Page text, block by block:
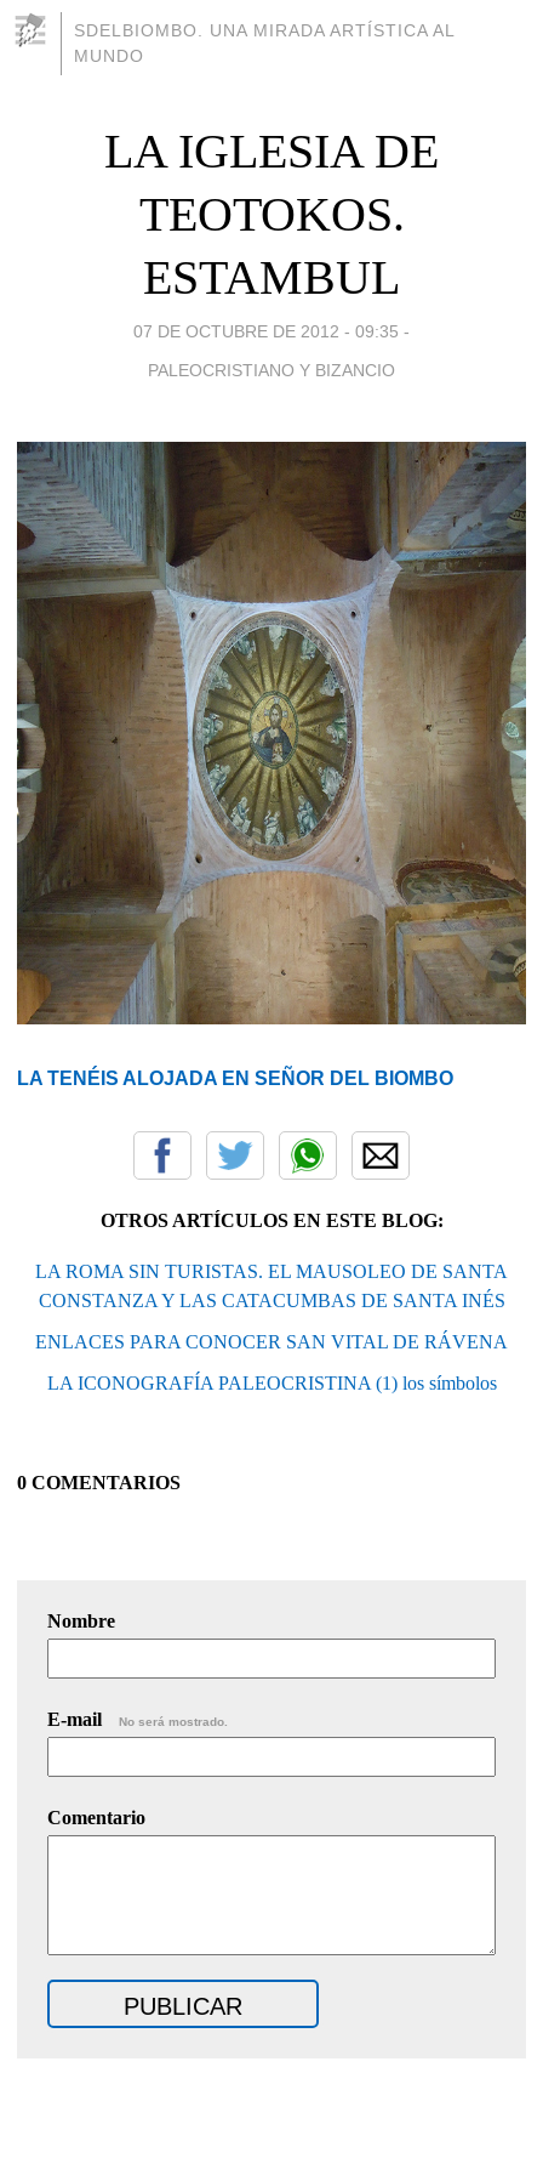
SDELBIOMBO. UNA MIRADA ARTÍSTICA AL
MUNDO
LA IGLESIA DE
TEOTOKOS.
ESTAMBUL
07 DE OCTUBRE DE 2012 - 09:35 -
PALEOCRISTIANO Y BIZANCIO
LA TENÉIS ALOJADA EN SEÑOR DEL BIOMBO
OTROS ARTÍCULOS EN ESTE BLOG:
LA ROMA SIN TURISTAS. EL MAUSOLEO DE SANTA
CONSTANZA Y LAS CATACUMBAS DE SANTA INÉS
ENLACES PARA CONOCER SAN VITAL DE RÁVENA
LA ICONOGRAFÍA PALEOCRISTINA (1) los símbolos
0 COMENTARIOS
Nombre
E-mail No será mostrado.
Comentario